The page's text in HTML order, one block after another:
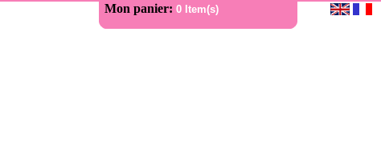
Mon panier: 0 Item(s)